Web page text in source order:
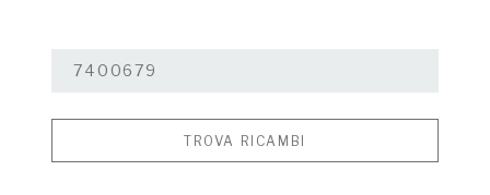
TROVA RICAMBI